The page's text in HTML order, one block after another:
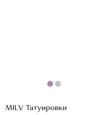
MILV Татуировки